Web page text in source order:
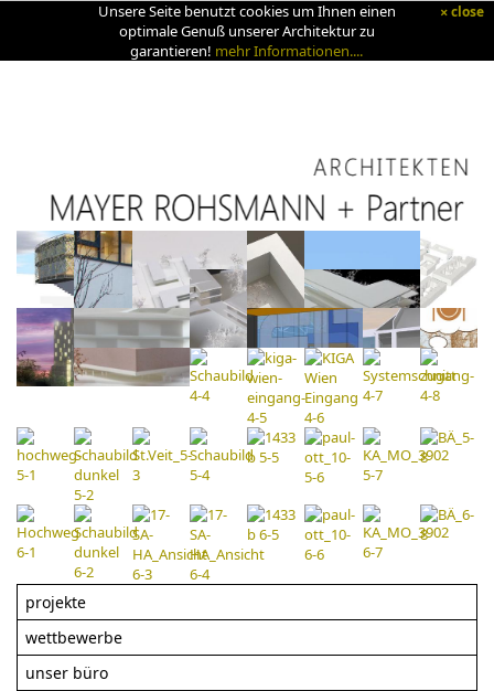
×close
Unsere Seite benutzt cookies um Ihnen einen
optimale Genuß unserer Architektur zu
garantieren! mehr Informationen....
projekte
wettbewerbe
unser büro